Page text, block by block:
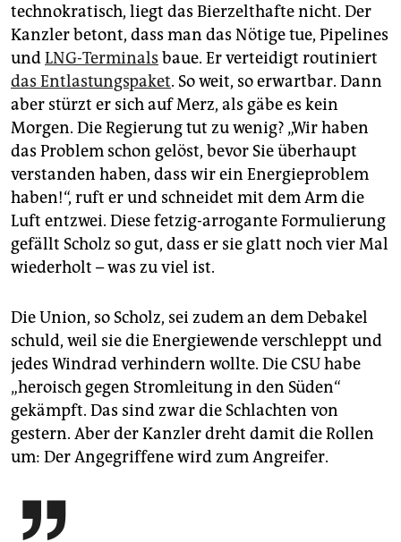
technokratisch, liegt das Bierzelthafte nicht. Der
Kanzler betont, dass man das Nötige tue, Pipelines
undLNG-Terminals baue. Er verteidigt routiniert
das Entlastungspaket. So weit, so erwartbar. Dann
aber stürzt er sich auf Merz, als gäbe es kein
Morgen. Die Regierung tut zu wenig? „Wir haben
das Problem schon gelöst, bevor Sie überhaupt
verstanden haben, dass wir ein Energieproblem
haben!“, ruft er und schneidet mit dem Arm die
Luft entzwei. Diese fetzig-arrogante Formulierung
gefällt Scholz so gut, dass er sie glatt noch vier Mal
wiederholt – was zu viel ist.
Die Union, so Scholz, sei zudem an dem Debakel
schuld, weil sie die Energiewende verschleppt und
jedes Windrad verhindern wollte. Die CSU habe
„heroisch gegen Stromleitung in den Süden“
gekämpft. Das sind zwar die Schlachten von
gestern. Aber der Kanzler dreht damit die Rollen
um: Der Angegriffene wird zum Angreifer.
